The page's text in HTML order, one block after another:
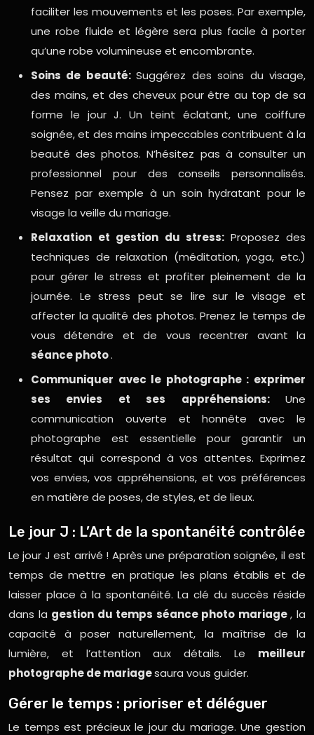
faciliter les mouvements et les poses. Par exemple,
une robe fluide et légère sera plus facile à porter
qu’une robe volumineuse et encombrante.
Soins de beauté:Suggérez des soins du visage,
des mains, et des cheveux pour être au top de sa
forme le jour J. Un teint éclatant, une coiffure
soignée, et des mains impeccables contribuent à la
beauté des photos. N’hésitez pas à consulter un
professionnel pour des conseils personnalisés.
Pensez par exemple à un soin hydratant pour le
visage la veille du mariage.
Relaxation et gestion du stress: Proposez des
techniques de relaxation (méditation, yoga, etc.)
pour gérer le stress et profiter pleinement de la
journée. Le stress peut se lire sur le visage et
affecter la qualité des photos. Prenez le temps de
vous détendre et de vous recentrer avant la
séance photo.
Communiquer avec le photographe : exprimer
ses envies et ses appréhensions: Une
communication ouverte et honnête avec le
photographe est essentielle pour garantir un
résultat qui correspond à vos attentes. Exprimez
vos envies, vos appréhensions, et vos préférences
en matière de poses, de styles, et de lieux.
Le jour J : L’Art de la spontanéité contrôlée
Le jour J est arrivé ! Après une préparation soignée, il est
temps de mettre en pratique les plans établis et de
laisser place à la spontanéité. La clé du succès réside
dans la gestion du temps séance photo mariage, la
capacité à poser naturellement, la maîtrise de la
lumière, et l’attention aux détails. Le meilleur
photographe de mariagesaura vous guider.
Gérer le temps : prioriser et déléguer
Le temps est précieux le jour du mariage. Une gestion